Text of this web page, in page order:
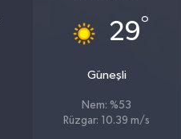
29°
Güneşli
Nem: %53
Rüzgar: 10.39 m/s